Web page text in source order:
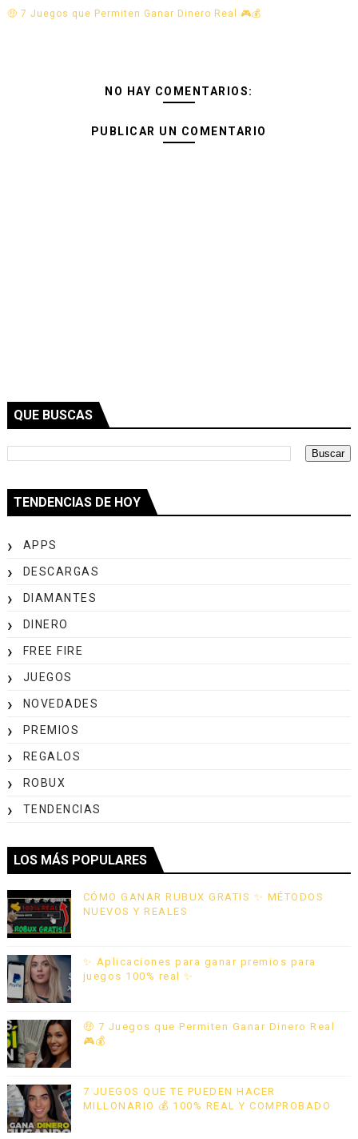
🤑 7 Juegos que Permiten Ganar Dinero Real 🎮💰
NO HAY COMENTARIOS:
PUBLICAR UN COMENTARIO
QUE BUSCAS
TENDENCIAS DE HOY
APPS
DESCARGAS
DIAMANTES
DINERO
FREE FIRE
JUEGOS
NOVEDADES
PREMIOS
REGALOS
ROBUX
TENDENCIAS
LOS MÁS POPULARES
CÓMO GANAR RUBUX GRATIS ✨ MÉTODOS
NUEVOS Y REALES
✨ Aplicaciones para ganar premios para
juegos 100% real ✨
🤑 7 Juegos que Permiten Ganar Dinero Real
🎮💰
7 JUEGOS QUE TE PUEDEN HACER
MILLONARIO 💰 100% REAL Y COMPROBADO